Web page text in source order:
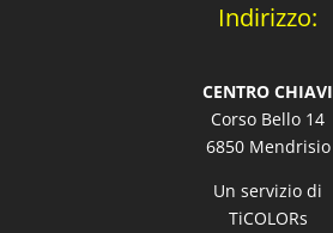
Indirizzo:
CENTRO CHIAVI
Corso Bello 14
6850 Mendrisio
Un servizio di
TiCOLORs